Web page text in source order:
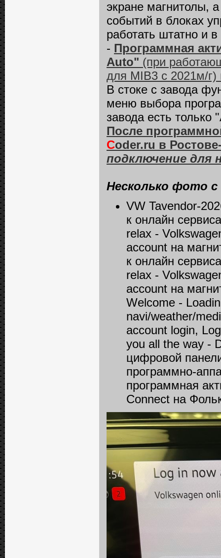
экране магнитолы,
событий в блоках
работать штатно и
- Программная
Auto" (при
для MIB3 с 2021м/г)
В стоке с завода
меню выбора
завода есть только
После
Coder.ru в
подключение для
Несколько фото
VW Tavendor-
к онлайн
relax -
account на
к онлайн
relax -
account на
Welcome -
navi/weather/
account login,
you all the way -
цифровой
программно-
программная
Connect на